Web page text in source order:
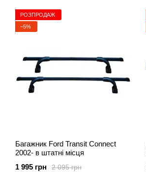
РОЗПРОДАЖ
−5%
Багажник Ford Transit Connect
2002- в штатні місця
2 095 грн
1 995 грн